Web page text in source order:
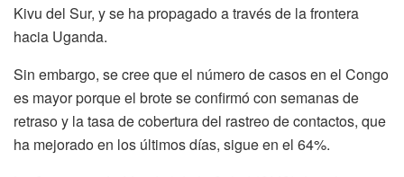
Kivu del Sur, y se ha propagado a través de la frontera
hacia Uganda.
Sin embargo, se cree que el número de casos en el Congo
es mayor porque el brote se confirmó con semanas de
retraso y la tasa de cobertura del rastreo de contactos, que
ha mejorado en los últimos días, sigue en el 64%.